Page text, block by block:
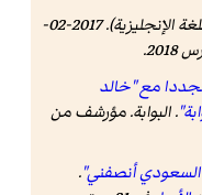
(باللغة الإنجليزية). 2017-02-
.
مع "خالد
.البوابة. مؤرشف من
أنصفني".